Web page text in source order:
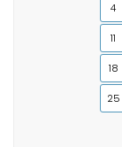
4
11
18
25